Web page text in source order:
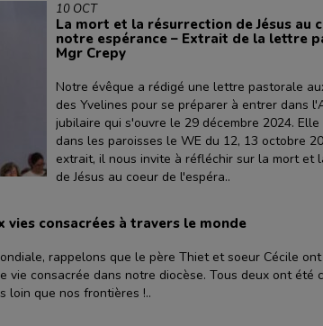
10 OCT
La mort et la résurrection de Jésus au
notre espérance – Extrait de la lettre
Mgr Crepy
Notre évêque a rédigé une lettre pastorale
des Yvelines pour se préparer à entrer dans
jubilaire qui s'ouvre le 29 décembre 2024.
dans les paroisses le WE du 12, 13 octobre
extrait, il nous invite à réfléchir sur la mort et
de Jésus au coeur de l'espéra..
consacrées à travers le monde
rappelons que le père Thiet et soeur Cécile
vie consacrée dans notre diocèse. Tous deux ont été
loin que nos frontières !..